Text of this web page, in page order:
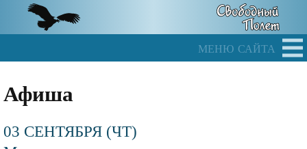
main
меню сайта
Афиша
03 СЕНТЯБРЯ (ЧТ)